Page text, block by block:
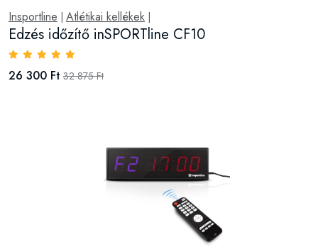
Insportline Atlétikai kellékek
Edzés időzítő inSPORTline CF10
26 300 Ft 32 875 Ft